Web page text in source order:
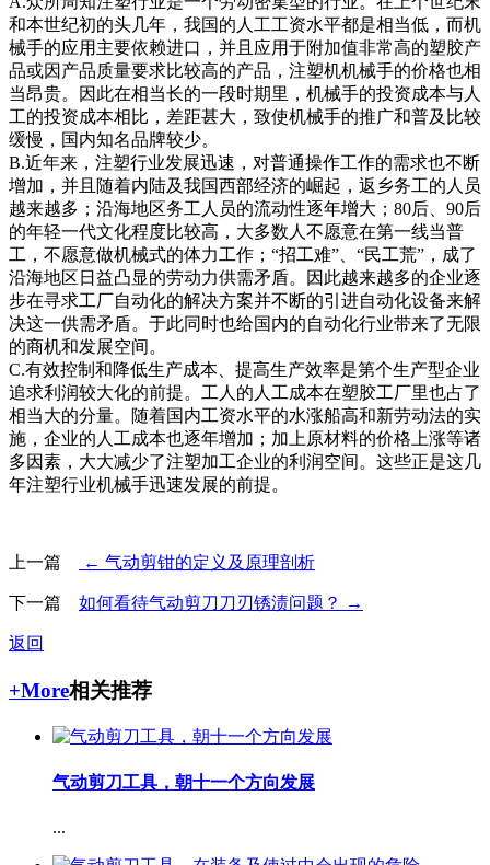
和本世纪初的头几年，我国的人工工资水平都是相当低，而机
械手的应用主要依赖进口，并且应用于附加值非常高的塑胶产
品或因产品质量要求比较高的产品，注塑机机械手的价格也相
当昂贵。因此在相当长的一段时期里，机械手的投资成本与人
工的投资成本相比，差距甚大，致使机械手的推广和普及比较
缓慢，国内知名品牌较少。
B.近年来，注塑行业发展迅速，对普通操作工作的需求也不断
增加，并且随着内陆及我国西部经济的崛起，返乡务工的人员
越来越多；沿海地区务工人员的流动性逐年增大；80后、90后
的年轻一代文化程度比较高，大多数人不愿意在第一线当普
工，不愿意做机械式的体力工作；“招工难”、“民工荒”，成了
沿海地区日益凸显的劳动力供需矛盾。因此越来越多的企业逐
步在寻求工厂自动化的解决方案并不断的引进自动化设备来解
决这一供需矛盾。于此同时也给国内的自动化行业带来了无限
的商机和发展空间。
C.有效控制和降低生产成本、提高生产效率是第个生产型企业
追求利润较大化的前提。工人的人工成本在塑胶工厂里也占了
相当大的分量。随着国内工资水平的水涨船高和新劳动法的实
施，企业的人工成本也逐年增加；加上原材料的价格上涨等诸
多因素，大大减少了注塑加工企业的利润空间。这些正是这几
年注塑行业机械手迅速发展的前提。
上一篇 ← 气动剪钳的定义及原理剖析
下一篇 如何看待气动剪刀刀刃锈渍问题？ →
返回
+More相关推荐
气动剪刀工具，朝十一个方向发展
...